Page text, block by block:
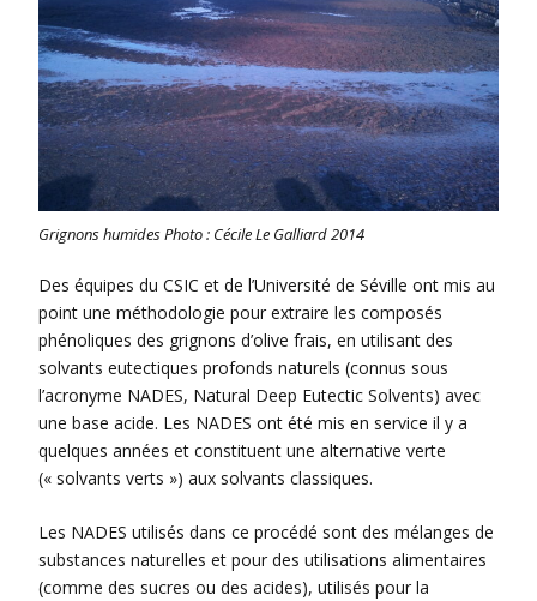
Grignons humides Photo : Cécile Le Galliard 2014
Des équipes du CSIC et de l’Université de Séville ont mis au
point une méthodologie pour extraire les composés
phénoliques des grignons d’olive frais, en utilisant des
solvants eutectiques profonds naturels (connus sous
l’acronyme NADES, Natural Deep Eutectic Solvents) avec
une base acide. Les NADES ont été mis en service il y a
quelques années et constituent une alternative verte
(« solvants verts ») aux solvants classiques.
Les NADES utilisés dans ce procédé sont des mélanges de
substances naturelles et pour des utilisations alimentaires
(comme des sucres ou des acides), utilisés pour la